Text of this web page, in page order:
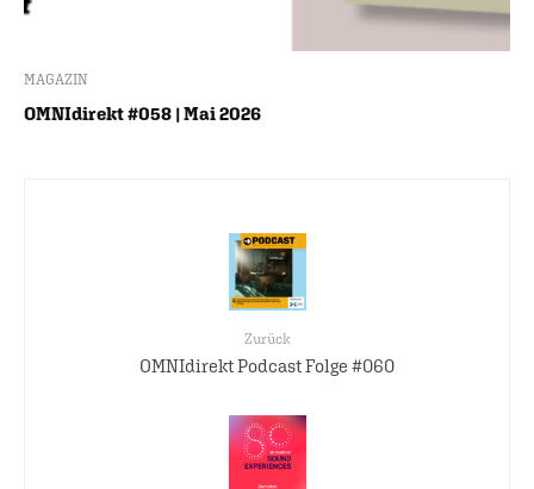
MAGAZIN
OMNIdirekt #058 | Mai 2026
Zurück
OMNIdirekt Podcast Folge #060